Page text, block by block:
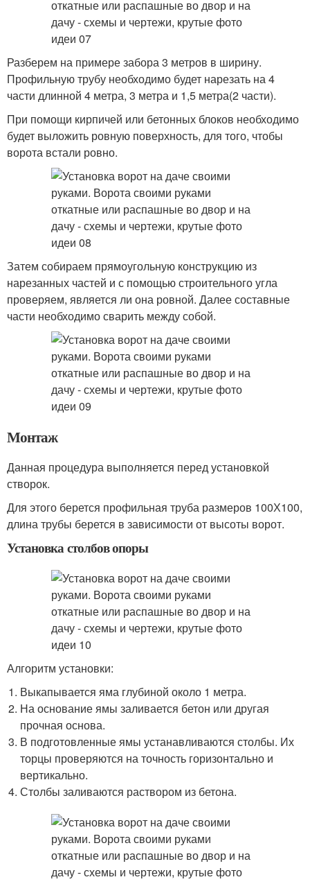
Разберем на примере забора 3 метров в ширину.
Профильную трубу необходимо будет нарезать на 4
части длинной 4 метра, 3 метра и 1,5 метра(2 части).
При помощи кирпичей или бетонных блоков необходимо
будет выложить ровную поверхность, для того, чтобы
ворота встали ровно.
Затем собираем прямоугольную конструкцию из
нарезанных частей и с помощью строительного угла
проверяем, является ли она ровной. Далее составные
части необходимо сварить между собой.
Монтаж
Данная процедура выполняется перед установкой
створок.
Для этого берется профильная труба размеров 100Х100,
длина трубы берется в зависимости от высоты ворот.
Установка столбов опоры
Алгоритм установки:
Выкапывается яма глубиной около 1 метра.
На основание ямы заливается бетон или другая
прочная основа.
В подготовленные ямы устанавливаются столбы. Их
торцы проверяются на точность горизонтально и
вертикально.
Столбы заливаются раствором из бетона.